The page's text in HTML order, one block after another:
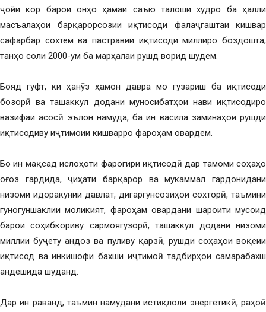
ҷойи кор барои онҳо ҳамаи саъю талоши худро ба ҳалли
масъалаҳои барқарорсозии иқтисоди фалаҷгаштаи кишвар
сафарбар сохтем ва пастравии иқтисоди миллиро боздошта,
танҳо соли 2000-ум ба марҳалаи рушд ворид шудем.
Бояд гуфт, ки ҳанӯз ҳамон давра мо гузариш ба иқтисоди
бозорӣ ва ташаккул додани муносибатҳои нави иқтисодиро
вазифаи асосӣ эълон намуда, ба ин васила заминаҳои рушди
иқтисодиву иҷтимоии кишварро фароҳам овардем.
Бо ин мақсад ислоҳоти фарогири иқтисодӣ дар тамоми соҳаҳо
оғоз гардида, ҷиҳати барқарор ва мукаммал гардонидани
низоми идоракунии давлат, дигаргунсозиҳои сохторӣ, таъмини
гуногуншаклии моликият, фароҳам овардани шароити мусоид
барои соҳибкориву сармоягузорӣ, ташаккул додани низоми
миллии буҷету андоз ва пуливу қарзӣ, рушди соҳаҳои воқеии
иқтисод ва инкишофи бахши иҷтимоӣ тадбирҳои самарабахш
андешида шуданд.
Дар ин раванд, таъмин намудани истиқлоли энергетикӣ, раҳоӣ